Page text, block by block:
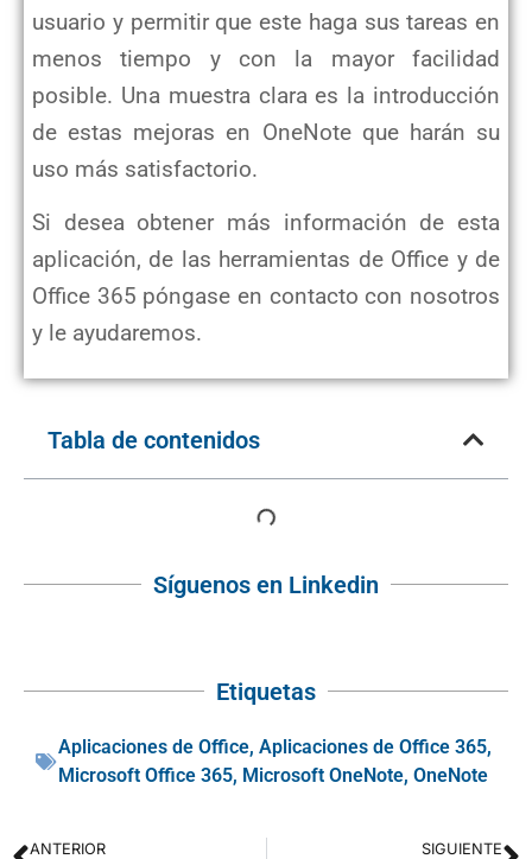
usuario y permitir que este haga sus tareas en
menos tiempo y con la mayor facilidad
posible. Una muestra clara es la introducción
de estas mejoras en OneNote que harán su
uso más satisfactorio.
Si desea obtener más información de esta
aplicación, de las herramientas de Office y de
Office 365 póngase en contacto con nosotros
y le ayudaremos.
Tabla de contenidos
Síguenos en Linkedin
Etiquetas
Aplicaciones de Office, Aplicaciones de Office 365,
Microsoft Office 365, Microsoft OneNote, OneNote
ANTERIOR SIGUIENTE